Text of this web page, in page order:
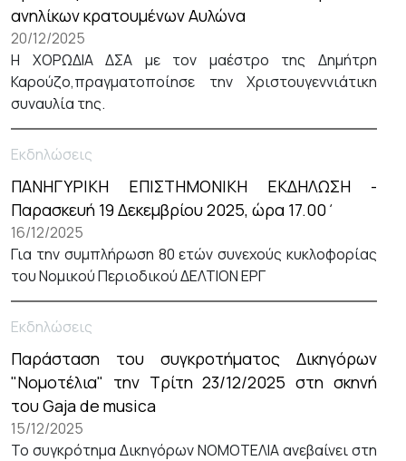
ανηλίκων κρατουμένων Αυλώνα
20/12/2025
Η ΧΟΡΩΔΙΑ ΔΣΑ με τον μαέστρο της Δημήτρη
Καρούζο,πραγματοποίησε την Χριστουγεννιάτικη
συναυλία της.
Εκδηλώσεις
ΠΑΝΗΓΥΡΙΚΗ ΕΠΙΣΤΗΜΟΝΙΚΗ ΕΚΔΗΛΩΣΗ -
Παρασκευή 19 Δεκεμβρίου 2025, ώρα 17.00΄
16/12/2025
Για την συμπλήρωση 80 ετών συνεχούς κυκλοφορίας
του Νομικού Περιοδικού ΔΕΛΤΙΟΝ ΕΡΓ
Εκδηλώσεις
Παράσταση του συγκροτήματος Δικηγόρων
"Νομοτέλια" την Τρίτη 23/12/2025 στη σκηνή
του Gaja de musica
15/12/2025
Το συγκρότημα Δικηγόρων ΝΟΜΟΤΕΛΙΑ ανεβαίνει στη